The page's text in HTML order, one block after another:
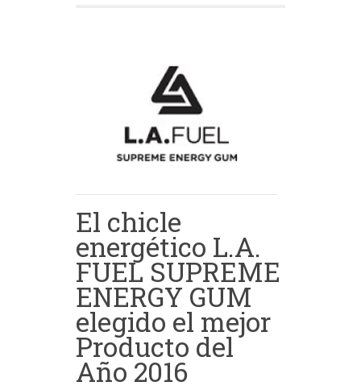
El chicle
energético L.A.
FUEL SUPREME
ENERGY GUM
elegido el mejor
Producto del
Año 2016